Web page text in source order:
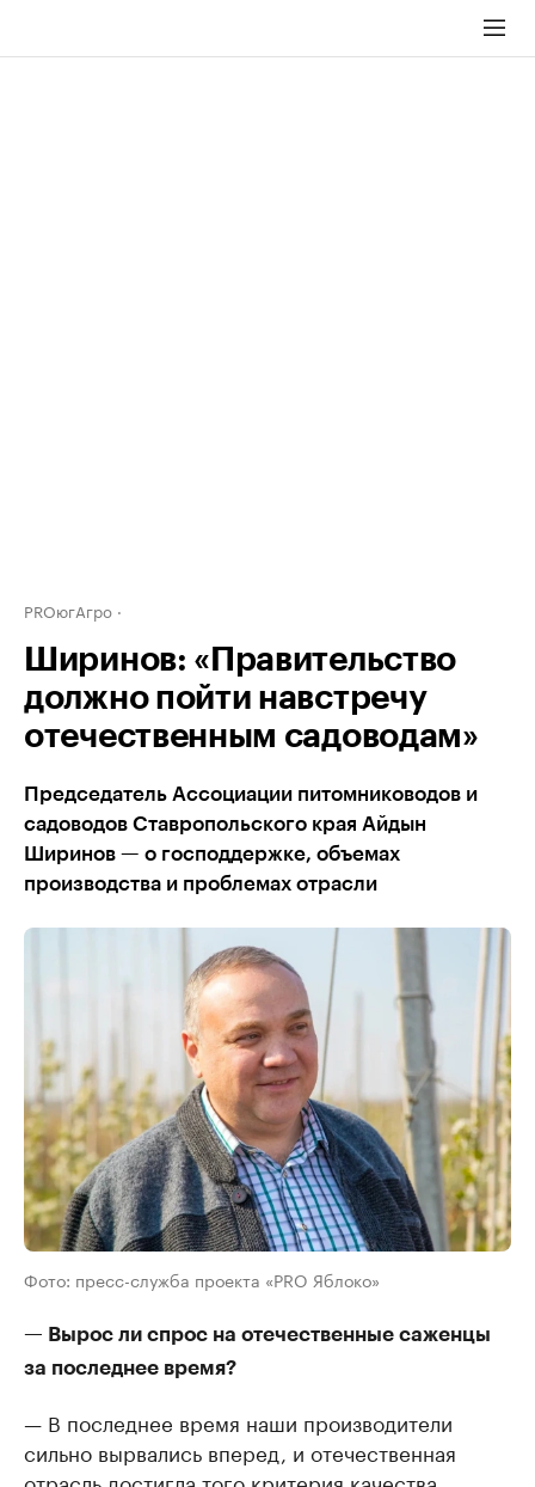
PROюгАгро
Ширинов: «Правительство
должно пойти навстречу
отечественным садоводам»
Председатель Ассоциации питомниководов и
садоводов Ставропольского края Айдын
Ширинов — о господдержке, объемах
производства и проблемах отрасли
Фото: пресс-служба проекта «PRO Яблоко»
— Вырос ли спрос на отечественные саженцы
за последнее время?
— В последнее время наши производители
сильно вырвались вперед, и отечественная